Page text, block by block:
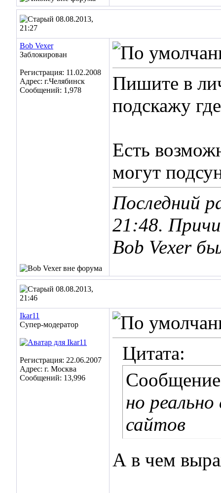
08.08.2013,
21:27
Bob Vexer
Заблокирован
Регистрация: 11.02.2008
Адрес: г.Челябинск
Сообщений: 1,978
Пишите в
подскажу
Есть
могут
Последний
21:48.
Bob Vexer
08.08.2013,
21:46
Ikar11
Супер-модератор
Регистрация: 22.06.2007
Адрес: г. Москва
Сообщений: 13,996
Цитата:
но
сайтов
А в чем